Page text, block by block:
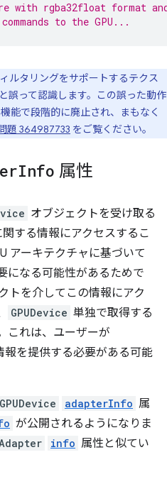
with rgba32float format
to the GPU...
ルタリングをサポートするテクス
誤って認識します。この誤った動作
機能で段階的に廃止され、まもなく
題 364987733 をご覧ください。
Info 属性
オブジェクトを受け取る
する情報にアクセスするこ
アーキテクチャに基づいて
になる可能性があるためで
トを介してこの情報にアク
GPUDevice 単独で取得する
これは、ユーザーが
報を提供する必要がある可能
GPUDevice adapterInfo 属
が公開されるようになりま
info 属性と似てい